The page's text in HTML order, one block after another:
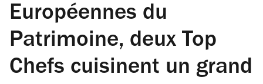
Européennes du
Patrimoine, deux Top
Chefs cuisinent un grand